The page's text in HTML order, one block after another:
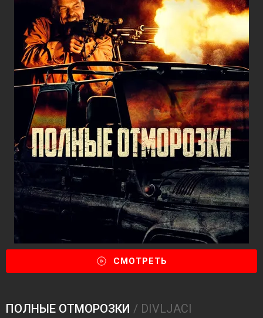
СМОТРЕТЬ
ПОЛНЫЕ ОТМОРОЗКИ / DIVLJACI